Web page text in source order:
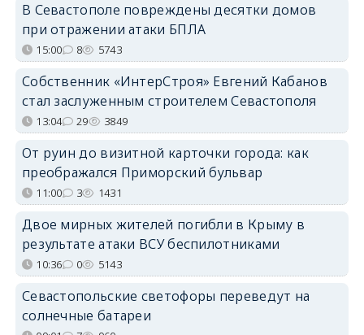
В Севастополе повреждены десятки домов
при отражении атаки БПЛА
15:00 8 5743
Собственник «ИнтерСтроя» Евгений Кабанов
стал заслуженным строителем Севастополя
13:04 29 3849
От руин до визитной карточки города: как
преображался Приморский бульвар
11:00 3 1431
Двое мирных жителей погибли в Крыму в
результате атаки ВСУ беспилотниками
10:36 0 5143
Севастопольские светофоры переведут на
солнечные батареи